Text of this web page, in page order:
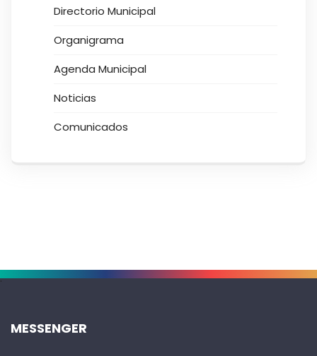
Directorio Municipal
Organigrama
Agenda Municipal
Noticias
Comunicados
.
MESSENGER